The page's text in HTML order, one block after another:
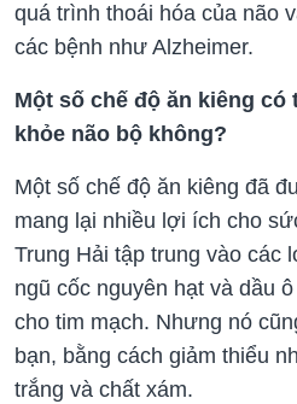
quá trình thoái hóa của não
các bệnh như Alzheimer.
Một số chế độ ăn kiêng
khỏe não bộ không?
Một số chế độ ăn kiêng đã
mang lại nhiều lợi ích cho
Trung Hải tập trung vào các
ngũ cốc nguyên hạt và dầu
cho tim mạch. Nhưng nó
bạn, bằng cách giảm thiểu
trắng và chất xám.